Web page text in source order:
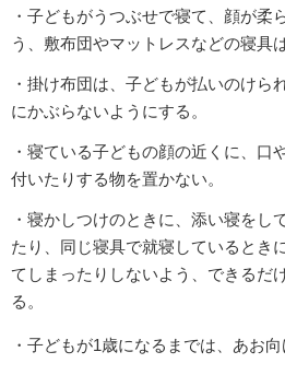
・子どもがうつぶせで寝て、顔が柔
う、敷布団やマットレスなどの寝具
・掛け布団は、子どもが払いのけら
にかぶらないようにする。
・寝ている子どもの顔の近くに、口
付いたりする物を置かない。
・寝かしつけのときに、添い寝をし
たり、同じ寝具で就寝しているとき
てしまったりしないよう、できるだ
る。
・子どもが1歳になるまでは、あお向